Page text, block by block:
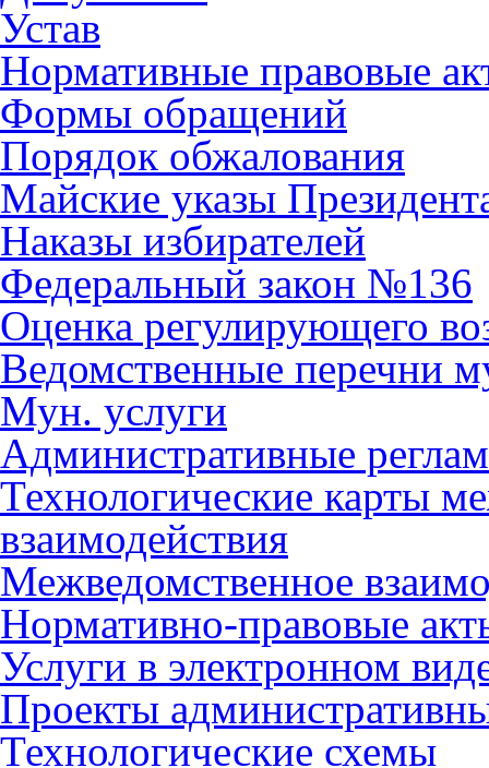
Устав
Нормативные правовые
Формы обращений
Порядок обжалования
Майские указы
Наказы избирателей
Федеральный закон №136
Оценка регулирующего
Ведомственные перечни
Мун. услуги
Административные
Технологические карты
взаимодействия
Межведомственное
Нормативно-правовые
Услуги в электронном
Проекты
Технологические схемы